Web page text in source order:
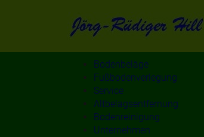
Bodenbeläge
Fußbodenverlegung
Service
Altbelagsentfernung
Bodenreinigung
Unternehmen